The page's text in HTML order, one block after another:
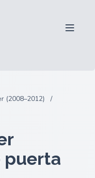
(2008–2012)
/
puerta